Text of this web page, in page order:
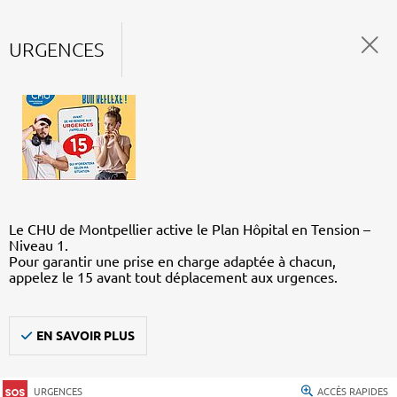
URGENCES
Le CHU de Montpellier active le Plan Hôpital en Tension –
Niveau 1.
Pour garantir une prise en charge adaptée à chacun,
appelez le 15 avant tout déplacement aux urgences.
EN SAVOIR PLUS
URGENCES ACCÈS RAPIDES